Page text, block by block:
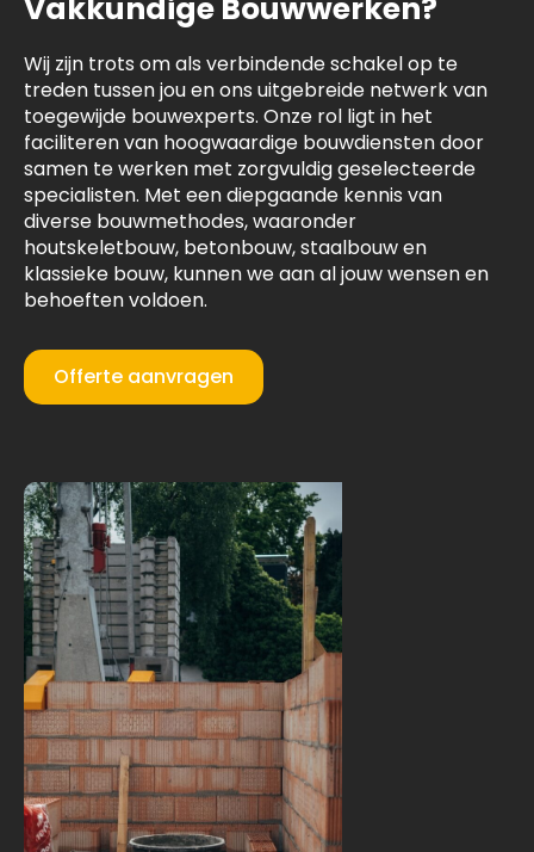
Vakkundige Bouwwerken?
Wij zijn trots om als verbindende schakel op te
treden tussen jou en ons uitgebreide netwerk van
toegewijde bouwexperts. Onze rol ligt in het
faciliteren van hoogwaardige bouwdiensten door
samen te werken met zorgvuldig geselecteerde
specialisten. Met een diepgaande kennis van
diverse bouwmethodes, waaronder
houtskeletbouw, betonbouw, staalbouw en
klassieke bouw, kunnen we aan al jouw wensen en
behoeften voldoen.
Offerte aanvragen